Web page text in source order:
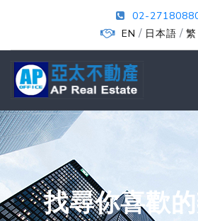
02-
EN / 日本語 / 繁
找尋你喜歡